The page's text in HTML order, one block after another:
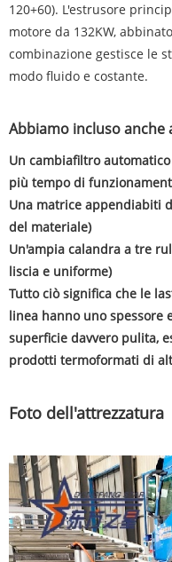
120+60). L'estrusore
motore da 132KW,
combinazione gestisce le
modo fluido e costante.
Abbiamo incluso anche
Un cambiafiltro
più tempo di
Una matrice appendiabiti
del materiale)
Un'ampia calandra a tre
liscia e uniforme)
Tutto ciò significa che le
linea hanno uno spessore
superficie davvero pulita,
prodotti termoformati di
Foto dell'attrezzatura